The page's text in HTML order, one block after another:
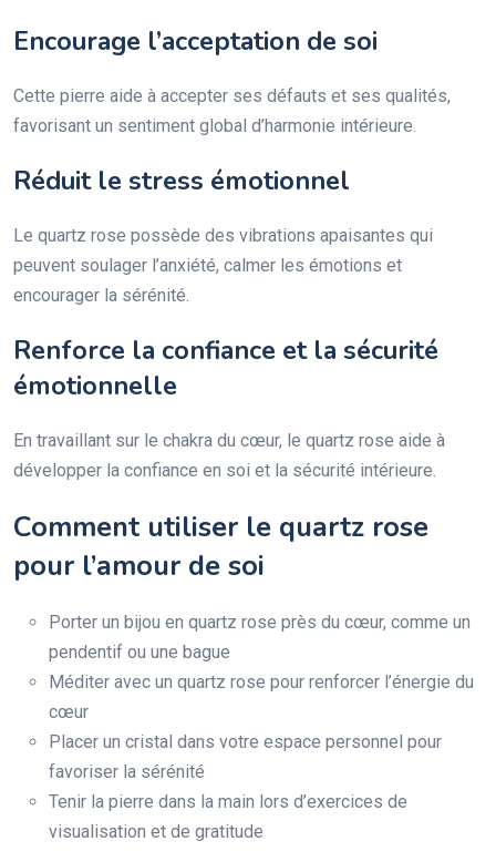
Encourage l’acceptation de soi
Cette pierre aide à accepter ses défauts et ses qualités,
favorisant un sentiment global d’harmonie intérieure.
Réduit le stress émotionnel
Le quartz rose possède des vibrations apaisantes qui
peuvent soulager l’anxiété, calmer les émotions et
encourager la sérénité.
Renforce la confiance et la sécurité
émotionnelle
En travaillant sur le chakra du cœur, le quartz rose aide à
développer la confiance en soi et la sécurité intérieure.
Comment utiliser le quartz rose
pour l’amour de soi
Porter un bijou en quartz rose près du cœur, comme un
pendentif ou une bague
Méditer avec un quartz rose pour renforcer l’énergie du
cœur
Placer un cristal dans votre espace personnel pour
favoriser la sérénité
Tenir la pierre dans la main lors d’exercices de
visualisation et de gratitude